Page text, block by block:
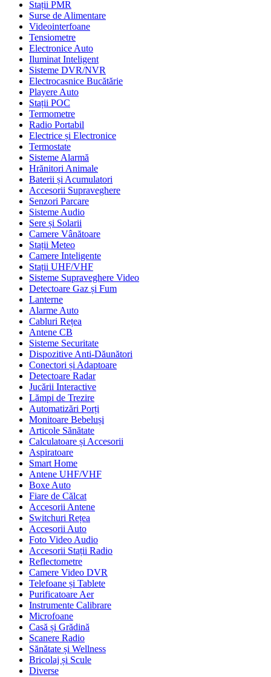
Stații PMR
Surse de Alimentare
Videointerfoane
Tensiometre
Electronice Auto
Iluminat Inteligent
Sisteme DVR/NVR
Electrocasnice Bucătărie
Playere Auto
Stații POC
Termometre
Radio Portabil
Electrice și Electronice
Termostate
Sisteme Alarmă
Hrănitori Animale
Baterii și Acumulatori
Accesorii Supraveghere
Senzori Parcare
Sisteme Audio
Sere și Solarii
Camere Vânătoare
Stații Meteo
Camere Inteligente
Stații UHF/VHF
Sisteme Supraveghere Video
Detectoare Gaz și Fum
Lanterne
Alarme Auto
Cabluri Rețea
Antene CB
Sisteme Securitate
Dispozitive Anti-Dăunători
Conectori și Adaptoare
Detectoare Radar
Jucării Interactive
Lămpi de Trezire
Automatizări Porți
Monitoare Bebeluși
Articole Sănătate
Calculatoare și Accesorii
Aspiratoare
Smart Home
Antene UHF/VHF
Boxe Auto
Fiare de Călcat
Accesorii Antene
Switchuri Rețea
Accesorii Auto
Foto Video Audio
Accesorii Stații Radio
Reflectometre
Camere Video DVR
Telefoane și Tablete
Purificatoare Aer
Instrumente Calibrare
Microfoane
Casă și Grădină
Scanere Radio
Sănătate și Wellness
Bricolaj și Scule
Diverse